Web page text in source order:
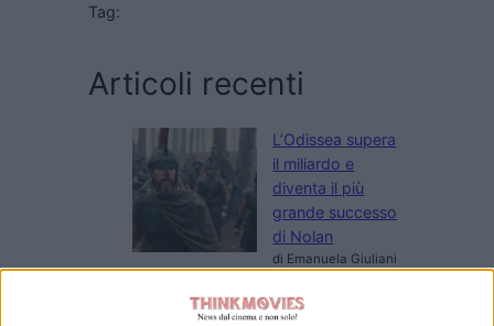
Tag:
Articoli recenti
L’Odissea supera
il miliardo e
diventa il più
grande successo
di Nolan
di Emanuela Giuliani
Brand New Day è